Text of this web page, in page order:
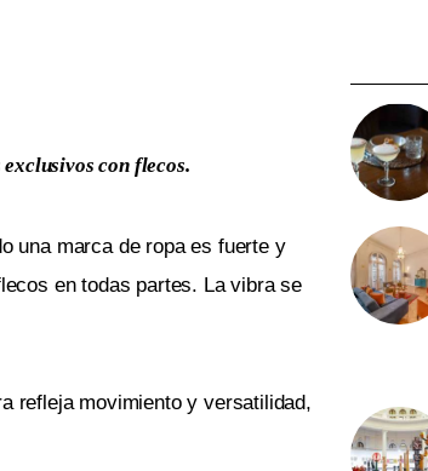
con flecos.
una marca de ropa es fuerte y
en todas partes. La vibra se
refleja movimiento y versatilidad,